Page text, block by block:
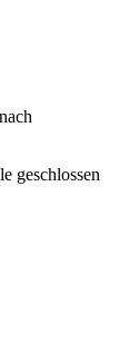
geschlossen